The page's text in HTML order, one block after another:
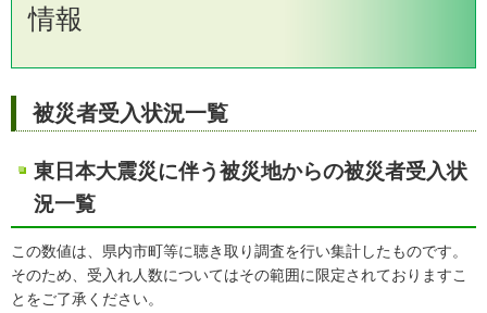
情報
被災者受入状況一覧
東日本大震災に伴う被災地からの被災者受入状
況一覧
この数値は、県内市町等に聴き取り調査を行い集計したものです。
そのため、受入れ人数についてはその範囲に限定されておりますこ
とをご了承ください。